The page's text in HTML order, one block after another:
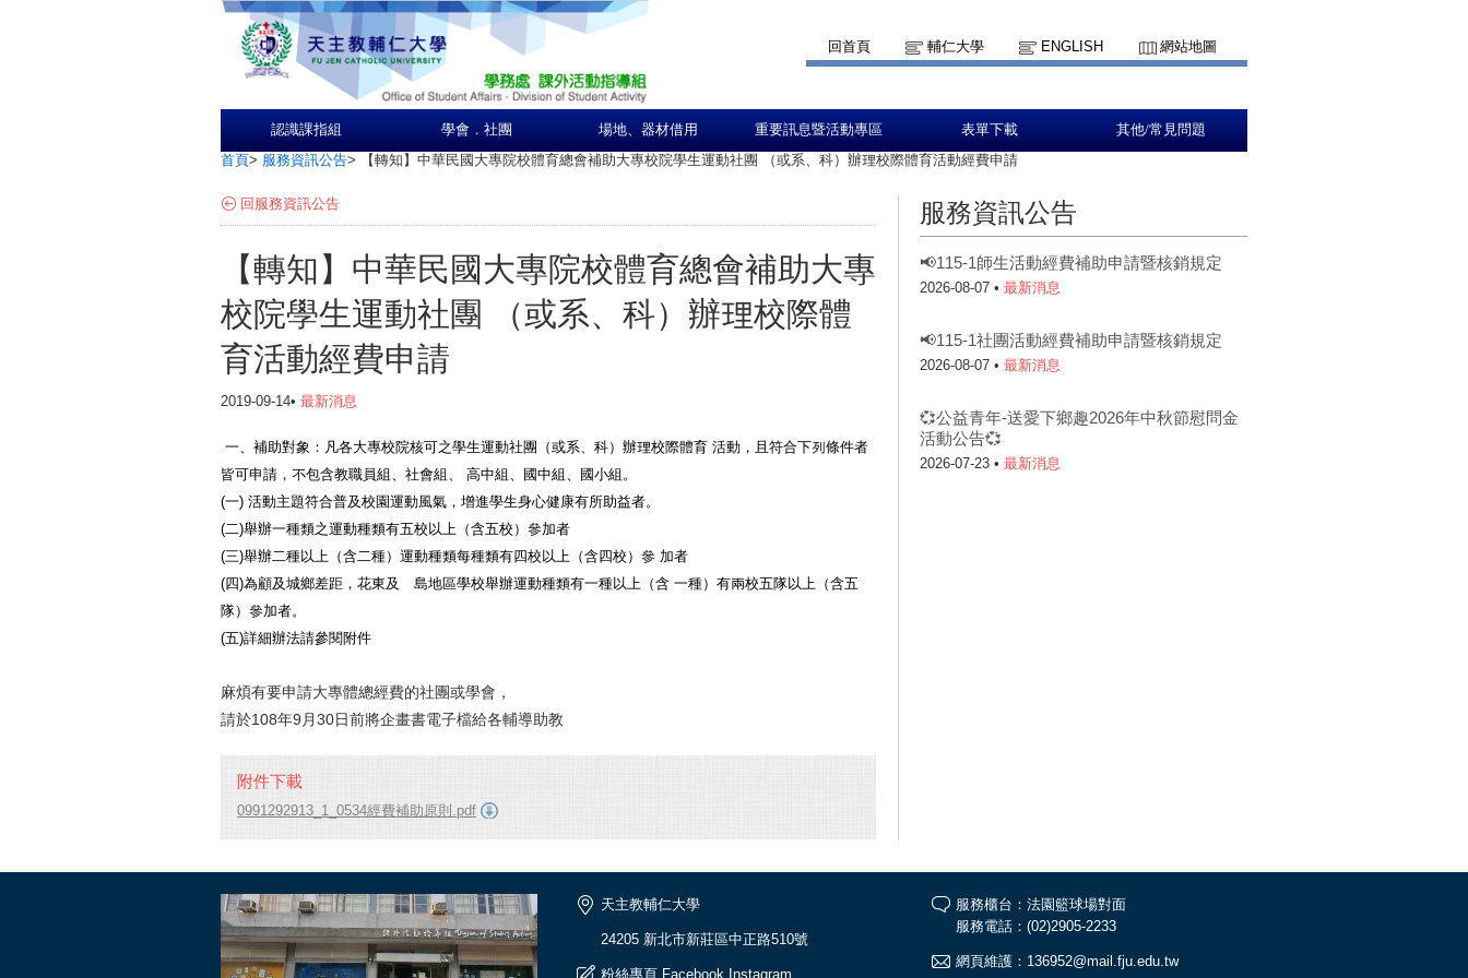
回首頁 輔仁大學 ENGLISH 網站地圖
認識課指組 學會．社團 場地、器材借用 重要訊息暨活動專區 表單下載 其他/常見問題
首頁> 服務資訊公告> 【轉知】中華民國大專院校體育總會補助大專校院學生運動社團 （或系、科）辦理校際體育活動經費申請
回服務資訊公告
【轉知】中華民國大專院校體育總會補助大專
校院學生運動社團 （或系、科）辦理校際體
育活動經費申請
2019-09-14• 最新消息
一、補助對象：凡各大專校院核可之學生運動社團（或系、科）辦理校際體育 活動，且符合下列條件者
皆可申請，不包含教職員組、社會組、 高中組、國中組、國小組。
(一) 活動主題符合普及校園運動風氣，增進學生身心健康有所助益者。
(二)舉辦一種類之運動種類有五校以上（含五校）參加者
(三)舉辦二種以上（含二種）運動種類每種類有四校以上（含四校）參 加者
(四)為顧及城鄉差距，花東及離島地區學校舉辦運動種類有一種以上（含 一種）有兩校五隊以上（含五
隊）參加者。
(五)詳細辦法請參閱附件
麻煩有要申請大專體總經費的社團或學會，
請於108年9月30日前將企畫書電子檔給各輔導助教
附件下載
0991292913_1_0534經費補助原則.pdf
服務資訊公告
📢115-1師生活動經費補助申請暨核銷規定
2026-08-07 • 最新消息
📢115-1社團活動經費補助申請暨核銷規定
2026-08-07 • 最新消息
💞公益青年-送愛下鄉趣2026年中秋節慰問金
活動公告💞
2026-07-23 • 最新消息
天主教輔仁大學
24205 新北市新莊區中正路510號
粉絲專頁 Facebook Instagram
服務櫃台：法園籃球場對面
服務電話：(02)2905-2233
網頁維護：136952@mail.fju.edu.tw